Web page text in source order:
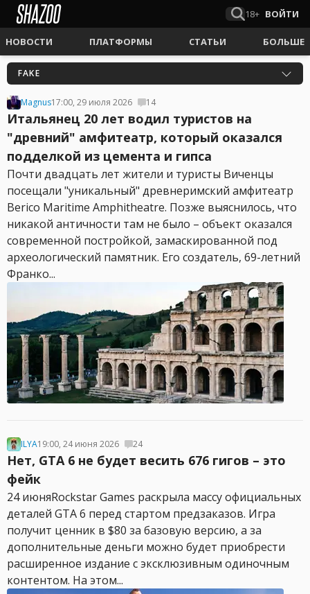
18+ ВОЙТИ
НОВОСТИ ПЛАТФОРМЫ СТАТЬИ БОЛЬШЕ
FAKE
Magnus17:00, 29 июля 2026 14
Итальянец 20 лет водил туристов на
"древний" амфитеатр, который оказался
подделкой из цемента и гипса
Почти двадцать лет жители и туристы Виченцы
посещали "уникальный" древнеримский амфитеатр
Berico Maritime Amphitheatre. Позже выяснилось, что
никакой античности там не было – объект оказался
современной постройкой, замаскированной под
археологический памятник. Его создатель, 69-летний
Франко...
ILYA19:00, 24 июня 2026 24
Нет, GTA 6 не будет весить 676 гигов – это
фейк
24 июняRockstar Games раскрыла массу официальных
деталей GTA 6 перед стартом предзаказов. Игра
получит ценник в $80 за базовую версию, а за
дополнительные деньги можно будет приобрести
расширенное издание с эксклюзивным одиночным
контентом. На этом...